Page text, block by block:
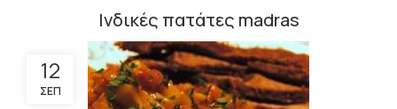
Ινδικές πατάτες madras
12
ΣΕΠ